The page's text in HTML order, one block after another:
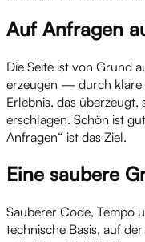
Auf Anfragen
Die Seite ist von Grund
erzeugen — durch klare
Erlebnis, das überzeugt,
erschlagen. Schön ist
Anfragen“ ist das Ziel.
Eine saubere
Sauberer Code, Tempo
technische Basis, auf